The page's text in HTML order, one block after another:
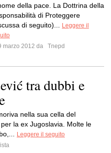
della pace. La Dottrina della
di Proteggere
di seguito)...
Leggere il
marzo 2012 da
Tnepd
tra dubbi e
nella sua cella del
la ex Jugoslavia. Molte le
Leggere il seguito